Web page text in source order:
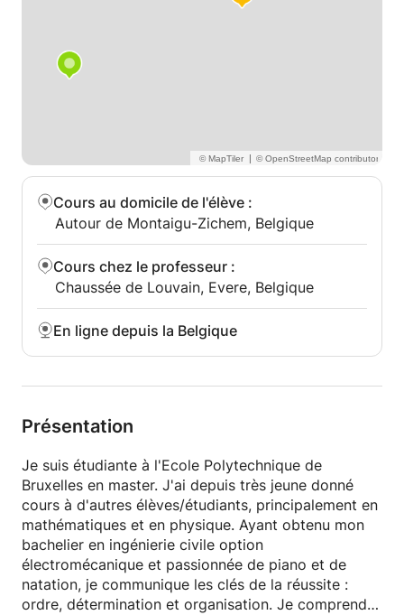
|
Cours au domicile de l'élève :
Autour de Montaigu-Zichem, Belgique
Cours chez le professeur :
Chaussée de Louvain, Evere, Belgique
En ligne depuis la Belgique
Présentation
Je suis étudiante à l'Ecole Polytechnique de
Bruxelles en master. J'ai depuis très jeune donné
cours à d'autres élèves/étudiants, principalement en
mathématiques et en physique. Ayant obtenu mon
bachelier en ingénierie civile option
électromécanique et passionnée de piano et de
natation, je communique les clés de la réussite :
ordre, détermination et organisation. Je comprends